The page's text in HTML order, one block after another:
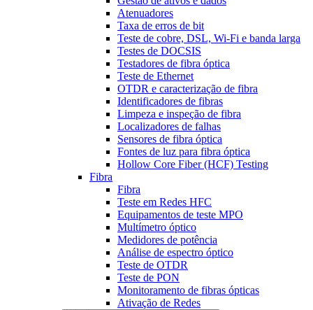
Atenuadores
Taxa de erros de bit
Teste de cobre, DSL, Wi-Fi e banda larga
Testes de DOCSIS
Testadores de fibra óptica
Teste de Ethernet
OTDR e caracterização de fibra
Identificadores de fibras
Limpeza e inspeção de fibra
Localizadores de falhas
Sensores de fibra óptica
Fontes de luz para fibra óptica
Hollow Core Fiber (HCF) Testing
Fibra
Fibra
Teste em Redes HFC
Equipamentos de teste MPO
Multímetro óptico
Medidores de potência
Análise de espectro óptico
Teste de OTDR
Teste de PON
Monitoramento de fibras ópticas
Ativação de Redes